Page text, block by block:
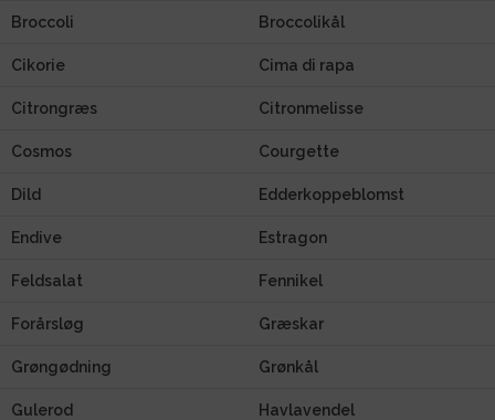
Broccoli Broccolikål
Cikorie Cima di rapa
Citrongræs Citronmelisse
Cosmos Courgette
Dild Edderkoppeblomst
Endive Estragon
Feldsalat Fennikel
Forårsløg Græskar
Grøngødning Grønkål
Gulerod Havlavendel